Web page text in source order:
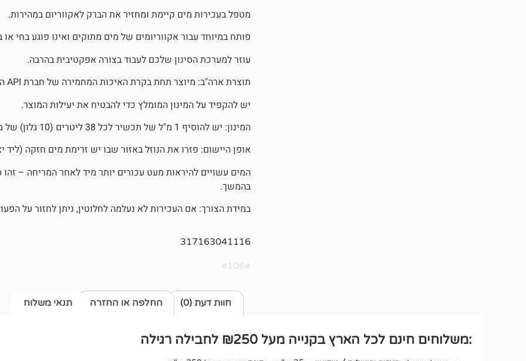
מטפל בעכירות מים קיימת ומחזיר את הברק לאקווריום במהירות.
פותח במיוחד עבור אקווריומים של מים מתוקים ואינו פוגע בחי
עוזר למערכת הסינון שלכם לעבוד בצורה אפקטיבית בהרבה.
תוצרת ארה"ב: מיוצר תחת בקרת האיכות המחמירה של חברת API העולמית.
יש להקפיד על המינון המומלץ כדי להבטיח את יעילות המוצר.
המינון: יש להוסיף 1 מ"ל של תכשיר לכל 38 ליטרים (10 גלון) של מי אקווריום.
אופן היישום: פזרו את הנוזל באזור שבו יש זרימת מים חזקה (ליד
המים עשויים להיראות מעט עכורים יותר מיד לאחר המריחה –
בהמשך.
במידת הצורך: אם העכירות לא נעלמה לחלוטין, ניתן לחזור על הפעולה
317163041116
#106#
תנאי משלוח חוות דעת (0) החלפה או החזרה
:משלוחים חינם לכל הארץ בקנייה מעל ₪250 לחבילה רגילה